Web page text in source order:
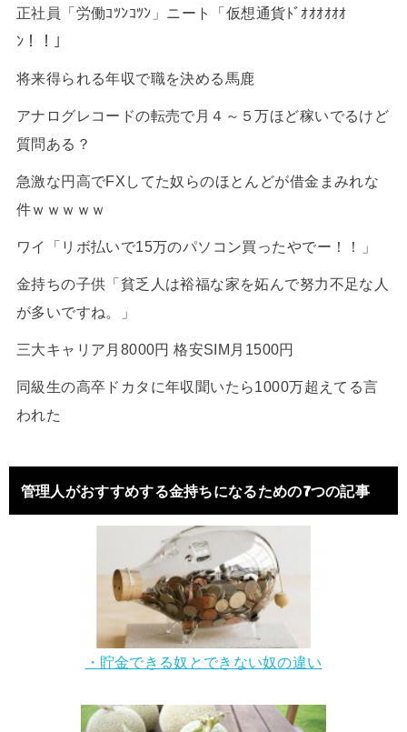
正社員「労働ｺﾂﾝｺﾂﾝ」ニート「仮想通貨ﾄﾞｵｵｵｵｵｵ
ﾝ！！」
将来得られる年収で職を決める馬鹿
アナログレコードの転売で月４～５万ほど稼いでるけど
質問ある？
急激な円高でFXしてた奴らのほとんどが借金まみれな
件ｗｗｗｗｗ
ワイ「リボ払いで15万のパソコン買ったやでー！！」
金持ちの子供「貧乏人は裕福な家を妬んで努力不足な人
が多いですね。」
三大キャリア月8000円 格安SIM月1500円
同級生の高卒ドカタに年収聞いたら1000万超えてる言
われた
管理人がおすすめする金持ちになるための7つの記事
・貯金できる奴とできない奴の違い